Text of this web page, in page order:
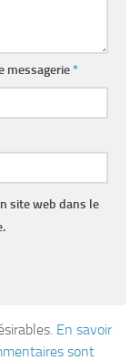
messagerie*
site web dans le
En savoir
sont